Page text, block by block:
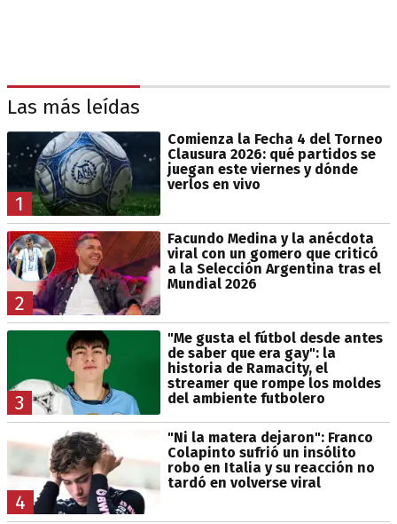
Las más leídas
1
Comienza la Fecha 4 del Torneo
Clausura 2026: qué partidos se
juegan este viernes y dónde
verlos en vivo
2
Facundo Medina y la anécdota
viral con un gomero que criticó
a la Selección Argentina tras el
Mundial 2026
3
"Me gusta el fútbol desde antes
de saber que era gay": la
historia de Ramacity, el
streamer que rompe los moldes
del ambiente futbolero
4
"Ni la matera dejaron": Franco
Colapinto sufrió un insólito
robo en Italia y su reacción no
tardó en volverse viral